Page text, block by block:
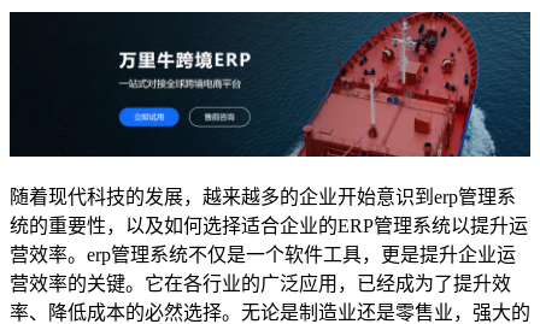
随着现代科技的发展，越来越多的企业开始意识到erp管理系
统的重要性，以及如何选择适合企业的ERP管理系统以提升运
营效率。erp管理系统不仅是一个软件工具，更是提升企业运
营效率的关键。它在各行业的广泛应用，已经成为了提升效
率、降低成本的必然选择。无论是制造业还是零售业，强大的